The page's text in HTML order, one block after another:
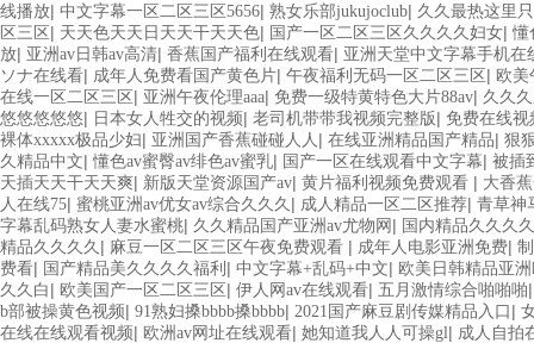
线播放| 中文字幕一区二区三区5656| 熟女乐部jukujoclub| 久久最热这里
区三区 | 天天色天天日天天干天天色| 国产一区二区三区久久久久妇女|懂
放| 亚洲av日韩av高清| 香蕉国产福利在线观看| 亚洲天堂中文字幕手机在
ソナ在线看| 成年人免费看国产黄色片| 午夜福利无码一区二区三区 | 欧
在线一区二区三区 | 亚洲午夜伦理aaa| 免费一级特黄特色大片88av| 久久
悠悠悠悠悠| 日本女人牲交的视频| 老司机带带我视频完整版 | 免费在线视
裸体xxxxx极品少妇| 亚洲国产香蕉碰碰人人 | 在线亚洲精品国产精品| 狠
久精品中文|懂色av蜜臀av绯色av蜜乳| 国产一区在线观看中文字幕| 被插
天插天天干天天爽| 新版天堂资源国产av| 黄片福利视频免费观看 | 大香
人在线75| 蜜桃亚洲av优女av综合久久久 | 成人精品一区二区推荐| 青草神
字幕乱码熟女人妻水蜜桃| 久久精品国产亚洲av尤物网 | 国内精品久久久
精品久久久久 | 麻豆一区二区三区午夜免费观看 | 成年人电影亚洲免费|
费看| 国产精品美久久久久福利 | 中文字幕+乱码+中文| 欧美日韩精品亚
久久白 | 欧美国产一区二区三区 | 伊人网av在线观看| 五月激情综合啪啪啪
b部被操黄色视频| 91熟妇搡bbbb搡bbbb| 2021国产麻豆剧传媒精品入口 |
在线在线观看视频| 欧洲av网址在线观看| 她知道我人人可操gl| 成人自拍